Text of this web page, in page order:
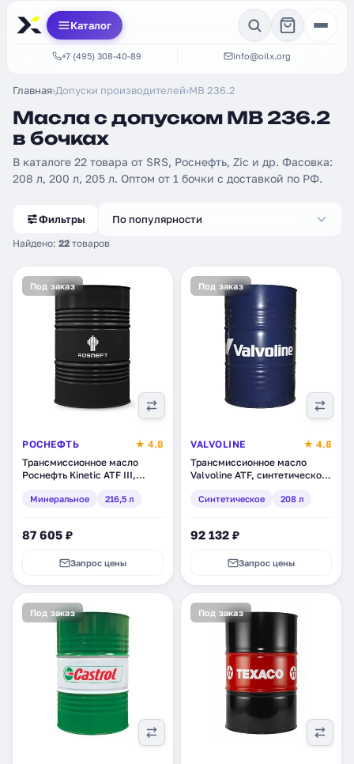
Каталог
+7 (495) 308-40-89 info@oilx.org
Главная›Допуски производителей›MB 236.2
Масла с допуском MB 236.2
в бочках
В каталоге 22 товара от SRS, Роснефть, Zic и др. Фасовка:
208 л, 200 л, 205 л. Оптом от 1 бочки с доставкой по РФ.
Фильтры
Найдено: 22 товаров
По популярности
Под заказ
РОСНЕФТЬ
★ 4.8
Трансмиссионное масло
Роснефть Kinetic ATF III,
(40817570)
Минеральное 216,5 л
87 605 ₽
Запрос цены
Под заказ
VALVOLINE
★ 4.8
Трансмиссионное масло
Valvoline ATF, синтетическое,
Синтетическое 208 л
92 132 ₽
Запрос цены
Под заказ Под заказ